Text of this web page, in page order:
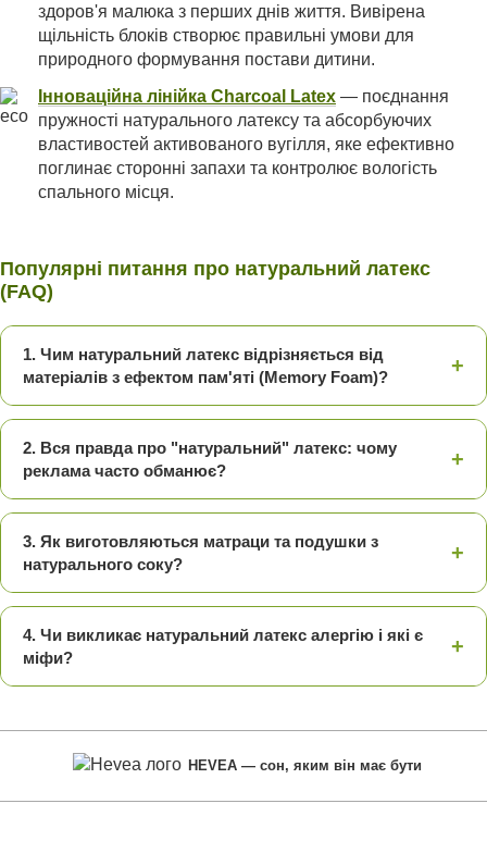
здоров'я малюка з перших днів життя. Вивірена
щільність блоків створює правильні умови для
природного формування постави дитини.
Інноваційна лінійка Charcoal Latex — поєднання
пружності натурального латексу та абсорбуючих
властивостей активованого вугілля, яке ефективно
поглинає сторонні запахи та контролює вологість
спального місця.
Популярні питання про натуральний латекс
(FAQ)
1. Чим натуральний латекс відрізняється від
матеріалів з ефектом пам'яті (Memory Foam)?
+
2. Вся правда про "натуральний" латекс: чому
реклама часто обманює?
+
3. Як виготовляються матраци та подушки з
натурального соку?
+
4. Чи викликає натуральний латекс алергію і які є
міфи?
+
HEVEA — сон, яким він має бути